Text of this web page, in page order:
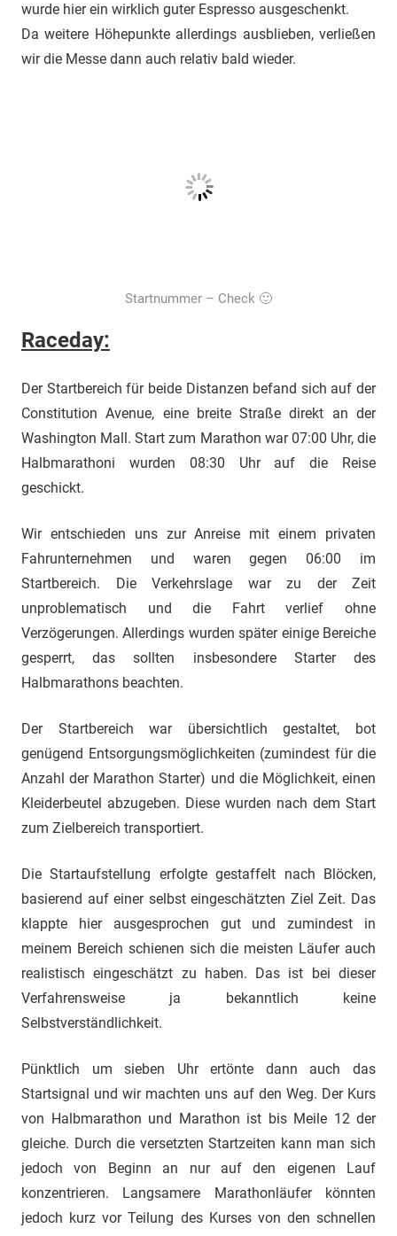
wurde hier ein wirklich guter Espresso ausgeschenkt.
Da weitere Höhepunkte allerdings ausblieben, verließen
wir die Messe dann auch relativ bald wieder.
Startnummer – Check 🙂
Raceday:
Der Startbereich für beide Distanzen befand sich auf der
Constitution Avenue, eine breite Straße direkt an der
Washington Mall. Start zum Marathon war 07:00 Uhr, die
Halbmarathoni wurden 08:30 Uhr auf die Reise
geschickt.
Wir entschieden uns zur Anreise mit einem privaten
Fahrunternehmen und waren gegen 06:00 im
Startbereich. Die Verkehrslage war zu der Zeit
unproblematisch und die Fahrt verlief ohne
Verzögerungen. Allerdings wurden später einige Bereiche
gesperrt, das sollten insbesondere Starter des
Halbmarathons beachten.
Der Startbereich war übersichtlich gestaltet, bot
genügend Entsorgungsmöglichkeiten (zumindest für die
Anzahl der Marathon Starter) und die Möglichkeit, einen
Kleiderbeutel abzugeben. Diese wurden nach dem Start
zum Zielbereich transportiert.
Die Startaufstellung erfolgte gestaffelt nach Blöcken,
basierend auf einer selbst eingeschätzten Ziel Zeit. Das
klappte hier ausgesprochen gut und zumindest in
meinem Bereich schienen sich die meisten Läufer auch
realistisch eingeschätzt zu haben. Das ist bei dieser
Verfahrensweise ja bekanntlich keine
Selbstverständlichkeit.
Pünktlich um sieben Uhr ertönte dann auch das
Startsignal und wir machten uns auf den Weg. Der Kurs
von Halbmarathon und Marathon ist bis Meile 12 der
gleiche. Durch die versetzten Startzeiten kann man sich
jedoch von Beginn an nur auf den eigenen Lauf
konzentrieren. Langsamere Marathonläufer könnten
jedoch kurz vor Teilung des Kurses von den schnellen